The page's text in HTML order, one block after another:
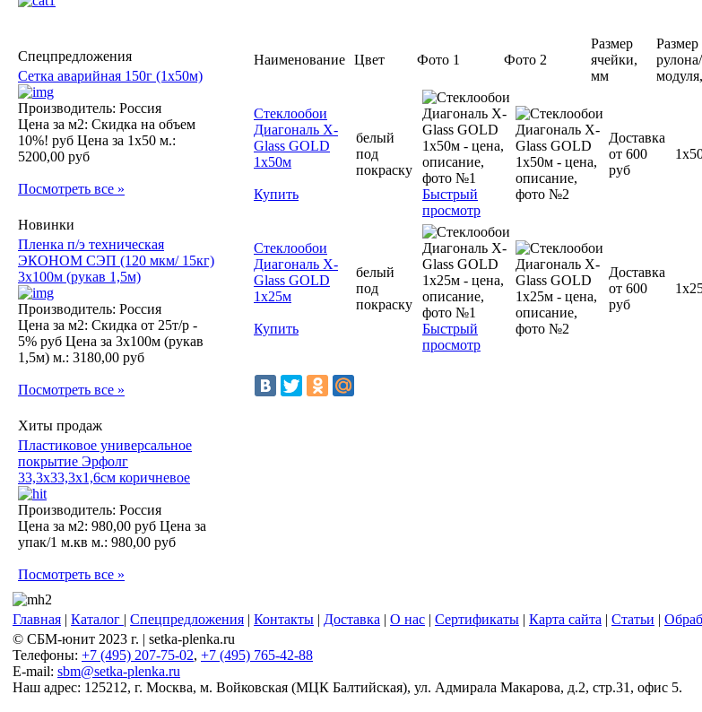
Спецпредложения
Сетка аварийная 150г (1х50м)
Производитель: Россия
Цена за м2: Скидка на объем
10%! руб Цена за 1х50 м.:
5200,00 руб
Посмотреть все »
Новинки
Пленка п/э техническая
ЭКОНОМ СЭП (120 мкм/ 15кг)
3х100м (рукав 1,5м)
Производитель: Россия
Цена за м2: Скидка от 25т/р -
5% руб Цена за 3х100м (рукав
1,5м) м.: 3180,00 руб
Посмотреть все »
Хиты продаж
Пластиковое универсальное
покрытие Эрфолг
33,3х33,3х1,6см коричневое
Производитель: Россия
Цена за м2: 980,00 руб Цена за
упак/1 м.кв м.: 980,00 руб
Посмотреть все »
Наименование Цвет Фото 1 Фото 2
Размер
ячейки,
мм
Размер
рулона/
Стеклообои
Диагональ X-
Glass GOLD
1х50м
Купить
белый
под
покраску
Быстрый
просмотр
Доставка
от 600
руб
Стеклообои
Диагональ X-
Glass GOLD
1х25м
Купить
белый
под
покраску
Быстрый
просмотр
Доставка
от 600
руб
Главная | Каталог | Спецпредложения | Контакты | Доставка | О нас | Сертификаты | Карта сайта | Статьи |
© СБМ-юнит 2023 г. | setka-plenka.ru
Телефоны: +7 (495) 207-75-02, +7 (495) 765-42-88
E-mail: sbm@setka-plenka.ru
Наш адрес: 125212, г. Москва, м. Войковская (МЦК Балтийская), ул. Адмирала Макарова, д.2, стр.31, офис 5.